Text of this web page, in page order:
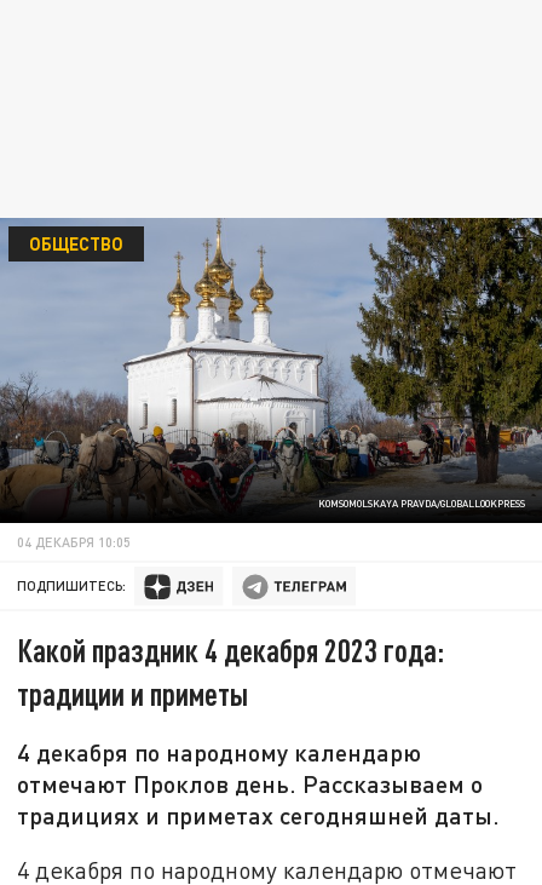
KOMSOMOLSKAYA PRAVDA/GLOBALLOOKPRESS
ОБЩЕСТВО
04 ДЕКАБРЯ 10:05
ПОДПИШИТЕСЬ:
Какой праздник 4 декабря 2023 года:
традиции и приметы
4 декабря по народному календарю
отмечают Проклов день. Рассказываем о
традициях и приметах сегодняшней даты.
4 декабря по народному календарю отмечают